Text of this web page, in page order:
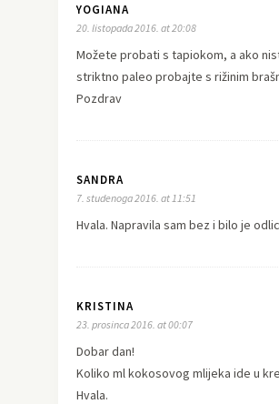
YOGIANA
20. listopada 2016. at 20:08
Možete probati s tapiokom, a ako
striktno paleo probajte s rižinim
Pozdrav
SANDRA
7. studenoga 2016. at 11:51
Hvala. Napravila sam bez i bilo je
KRISTINA
23. prosinca 2016. at 00:07
Dobar dan!
Koliko ml kokosovog mlijeka ide u
Hvala.